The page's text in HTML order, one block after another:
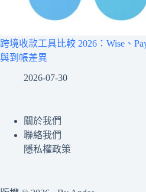
跨境收款工具比較 2026：Wise、
與到帳差異
2026-07-30
關於我們
聯絡我們
隱私權政策